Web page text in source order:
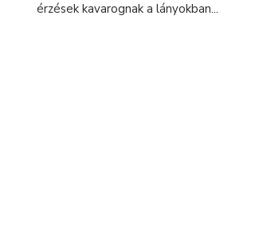
érzések kavarognak a lányokban...